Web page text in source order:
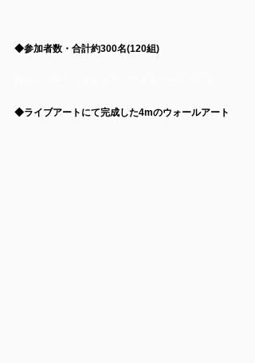
◆参加者数・合計約300名(120組)
◆ライブアートにて完成した4mのウォールアート